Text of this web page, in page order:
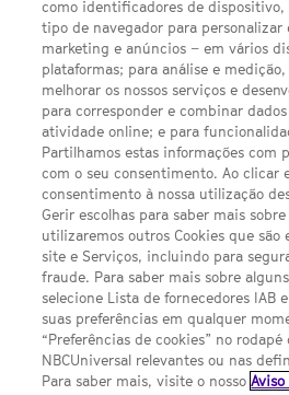
TWITTER
LINKS ÚTEIS
Escolhas de Anúncios
Política de privacidade
Termos E Condições
FILMES
UMA DIVISÃO DA
como identificadores de dispositivo,
tipo de navegador para personalizar
marketing e anúncios – em vários
plataformas; para análise e
melhorar os nossos serviços e
para corresponder e combinar
atividade online; e para
Partilhamos estas informações com
com o seu consentimento. Ao clicar
consentimento à nossa utilização
Gerir escolhas para saber mais
utilizaremos outros Cookies que são
site e Serviços, incluindo para
fraude. Para saber mais sobre
selecione Lista de fornecedores IAB
suas preferências em qualquer
“Preferências de cookies” no rodapé
NBCUniversal relevantes ou nas
Para saber mais, visite o nosso